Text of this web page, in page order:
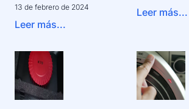
13 de febrero de 2024
Leer más...
Leer más...